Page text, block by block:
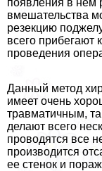
вмешательства
резекцию
всего прибегают
проведения
Данный метод
имеет очень
травматичным,
делают всего
проводятся все
производится
ее стенок и